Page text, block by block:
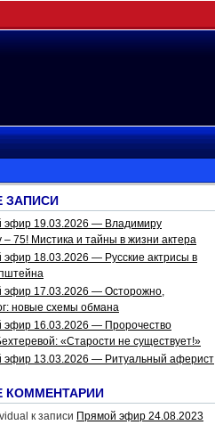
ЗАПИСИ
эфир 19.03.2026 — Владимиру
– 75! Мистика и тайны в жизни актера
эфир 18.03.2026 — Русские актрисы в
эфир 17.03.2026 — Осторожно,
новые схемы обмана
эфир 16.03.2026 — Пророчество
«Старости не существует!»
эфир 13.03.2026 — Ритуальный аферист
КОММЕНТАРИИ
к записи Прямой эфир 24.08.2023